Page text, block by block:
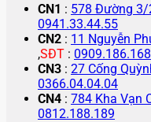
CN1 : 578 Đường 3/
0941.33.44.55
CN2 : 11 Nguyễn
,SĐT : 0909.186.168
CN3 : 27 Cống
0366.04.04.04
CN4 : 784 Kha Vạn
0812.188.189